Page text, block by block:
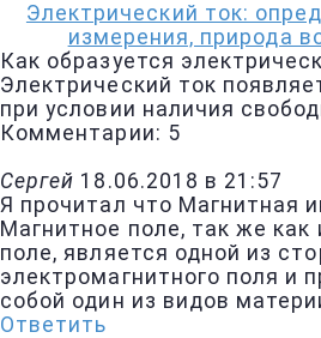
Электрический ток:
измерения, природа
Как образуется
Электрический ток
при условии наличия
Комментарии: 5
Сергей 18.06.2018 в 21:57
Я прочитал что Магнитная
Магнитное поле, так же как
поле, является одной из
электромагнитного поля и
собой один из видов
Ответить